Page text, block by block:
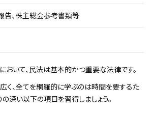
告、株主総会参考書類等
いて、民法は基本的かつ重要な法律です。
く、全てを網羅的に学ぶのは時間を要するた
深い以下の項目を習得しましょう。